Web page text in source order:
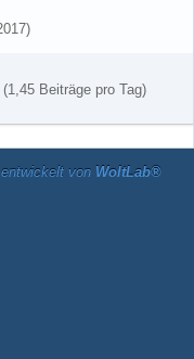
)
Beiträge pro Tag)
von WoltLab®